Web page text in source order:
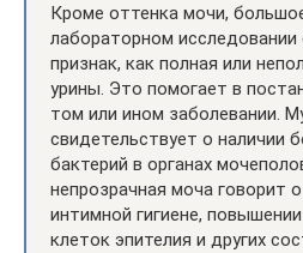
Кроме оттенка мочи,
лабораторном
признак, как полная или
урины. Это помогает в
том или ином заболевании.
свидетельствует о наличии
бактерий в органах
непрозрачная моча говорит
интимной гигиене,
клеток эпителия и других